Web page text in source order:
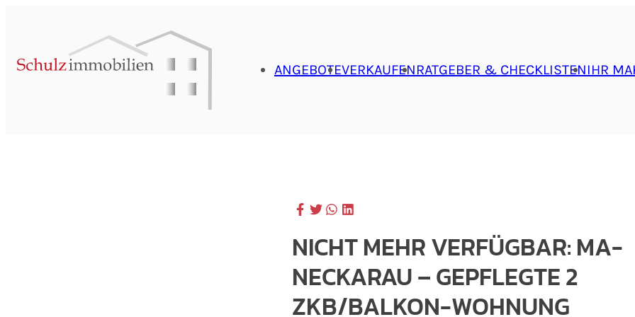
ANGEBOTEVERKAUFENRATGEBER & CHECKLISTENIHR
NICHT MEHR VERFÜGBAR: MA-
NECKARAU – GEPFLEGTE 2
ZKB/BALKON-WOHNUNG